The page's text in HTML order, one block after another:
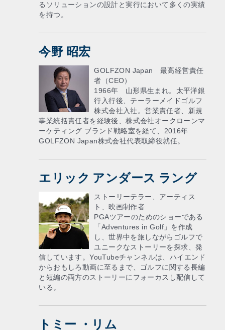
るソリューションの設計と実行において多くの実績
を持つ。
今野 昭宏
GOLFZON Japan 最高経営責任
者（CEO）
1966年 山形県生まれ。太平洋銀
行入行後、テーラーメイドゴルフ
株式会社入社。営業責任者、新規
事業統括責任者を経験後、株式会社オークローンマ
ーケティング ブランド戦略室を経て、2016年
GOLFZON Japan株式会社代表取締役就任。
エリック アンダース ラング
ストーリーテラー、アーティス
ト、映画制作者
PGAツアーのためのショーである
「Adventures in Golf」を作成
し、世界中を旅しながらゴルフで
ユニークなストーリーを探求、発
信しています。YouTubeチャンネルは、ハイエンド
からおもしろ動画に至るまで、ゴルフに関する長編
と短編の両方のストーリーにフォーカスし配信して
いる。
トミー ・リム